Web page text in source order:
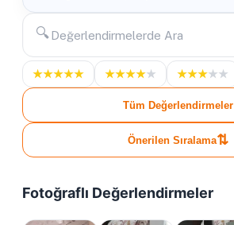
🔍
★★★★★ ★★★★★ ★★★★★
Tüm Değerlendirmeler
Önerilen Sıralama⇅
Fotoğraflı Değerlendirmeler